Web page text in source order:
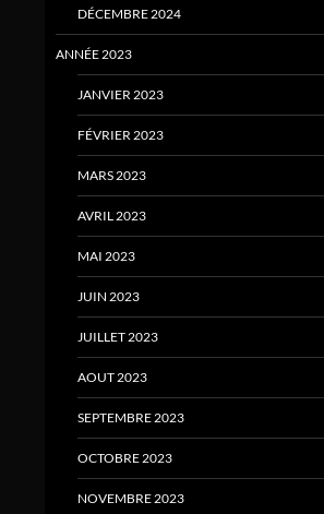
DÉCEMBRE 2024
ANNÉE 2023
JANVIER 2023
FÉVRIER 2023
MARS 2023
AVRIL 2023
MAI 2023
JUIN 2023
JUILLET 2023
AOUT 2023
SEPTEMBRE 2023
OCTOBRE 2023
NOVEMBRE 2023